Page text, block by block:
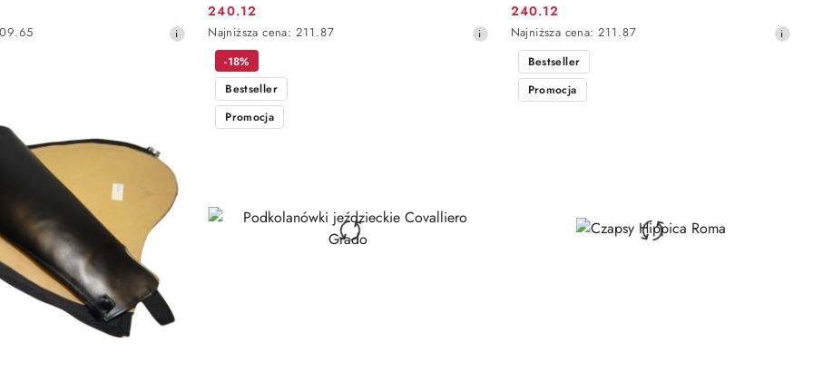
Cena
promocyjna:
240.12
Najniższa
cena
30
dni
przed
obniżką
Najniższa cena: 211.87
Cena
promocyjna:
240.12
Najniższa
cena
30
dni
Najniższa cena: 211.87
-18%
Bestseller
Promocja
Bestseller
Promocja